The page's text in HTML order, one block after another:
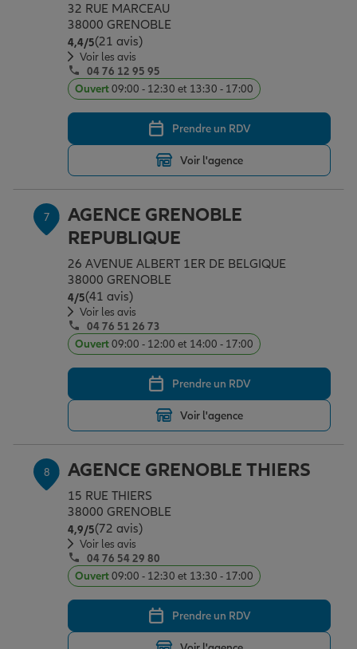
32 RUE MARCEAU
38000 GRENOBLE
4,4/5Note de 4.4 sur 5
(21 avis)
Voir les avis
04 76 12 95 95
Ouvert09:00 - 12:30 et 13:30 - 17:00
Prendre un RDV
Voir l'agence
7
AGENCE GRENOBLE
REPUBLIQUE
26 AVENUE ALBERT 1ER DE BELGIQUE
38000 GRENOBLE
4/5Note de 4 sur 5
(41 avis)
Voir les avis
04 76 51 26 73
Ouvert09:00 - 12:00 et 14:00 - 17:00
Prendre un RDV
Voir l'agence
8 AGENCE GRENOBLE THIERS
15 RUE THIERS
38000 GRENOBLE
4,9/5Note de 4.9 sur 5
(72 avis)
Voir les avis
04 76 54 29 80
Ouvert09:00 - 12:30 et 13:30 - 17:00
Prendre un RDV